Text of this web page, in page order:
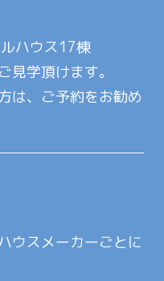
ハウス17棟
学頂けます。
は、ご予約をお勧め
ウスメーカーごとに